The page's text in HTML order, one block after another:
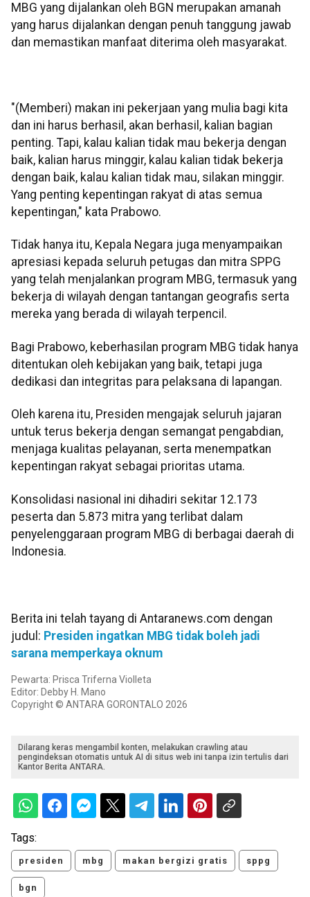
MBG yang dijalankan oleh BGN merupakan amanah
yang harus dijalankan dengan penuh tanggung jawab
dan memastikan manfaat diterima oleh masyarakat.
"(Memberi) makan ini pekerjaan yang mulia bagi kita
dan ini harus berhasil, akan berhasil, kalian bagian
penting. Tapi, kalau kalian tidak mau bekerja dengan
baik, kalian harus minggir, kalau kalian tidak bekerja
dengan baik, kalau kalian tidak mau, silakan minggir.
Yang penting kepentingan rakyat di atas semua
kepentingan," kata Prabowo.
Tidak hanya itu, Kepala Negara juga menyampaikan
apresiasi kepada seluruh petugas dan mitra SPPG
yang telah menjalankan program MBG, termasuk yang
bekerja di wilayah dengan tantangan geografis serta
mereka yang berada di wilayah terpencil.
Bagi Prabowo, keberhasilan program MBG tidak hanya
ditentukan oleh kebijakan yang baik, tetapi juga
dedikasi dan integritas para pelaksana di lapangan.
Oleh karena itu, Presiden mengajak seluruh jajaran
untuk terus bekerja dengan semangat pengabdian,
menjaga kualitas pelayanan, serta menempatkan
kepentingan rakyat sebagai prioritas utama.
Konsolidasi nasional ini dihadiri sekitar 12.173
peserta dan 5.873 mitra yang terlibat dalam
penyelenggaraan program MBG di berbagai daerah di
Indonesia.
Berita ini telah tayang di Antaranews.com dengan
judul: Presiden ingatkan MBG tidak boleh jadi
sarana memperkaya oknum
Pewarta: Prisca Triferna Violleta
Editor: Debby H. Mano
Copyright © ANTARA GORONTALO 2026
Dilarang keras mengambil konten, melakukan crawling atau
pengindeksan otomatis untuk AI di situs web ini tanpa izin tertulis dari
Kantor Berita ANTARA.
Tags:
presiden mbg makan bergizi gratis sppg
bgn